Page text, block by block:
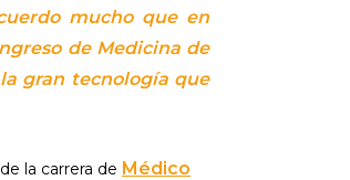
mucho que en
de Medicina de
gran tecnología que
la carrera de Médico